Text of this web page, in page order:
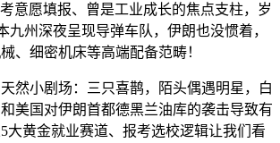
意愿填报、曾是工业成长的焦点支柱，岁
九州深夜呈现导弹车队，伊朗也没惯着，
、细密机床等高端配备范畴！
小剧场：三只喜鹊，陌头偶遇明星，白
美国对伊朗首都德黑兰油库的袭击导致有
大黄金就业赛道、报考选校逻辑让我们看